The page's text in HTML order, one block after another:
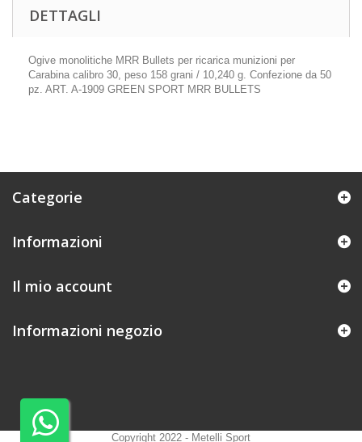
DETTAGLI
Ogive monolitiche MRR Bullets per ricarica munizioni per
Carabina calibro 30, peso 158 grani / 10,240 g. Confezione da 50
pz. ART. A-1909 GREEN SPORT MRR BULLETS
Categorie
Informazioni
Il mio account
Informazioni negozio
Copyright 2022 - Metelli Sport